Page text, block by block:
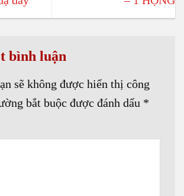
bình luận
sẽ không được hiển thị công
bắt buộc được đánh dấu *